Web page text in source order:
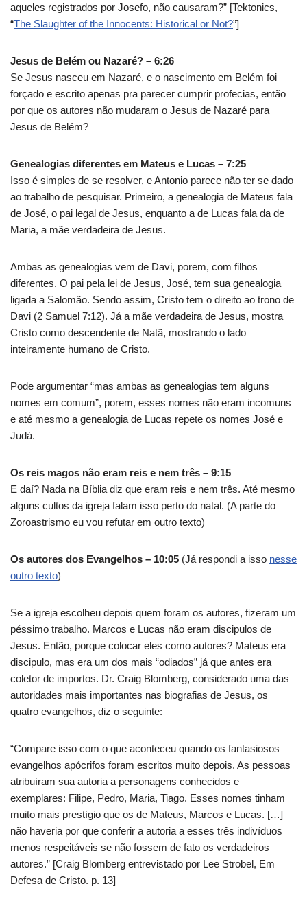
aqueles registrados por Josefo, não causaram?” [Tektonics,
“The Slaughter of the Innocents: Historical or Not?”]
Jesus de Belém ou Nazaré? – 6:26
Se Jesus nasceu em Nazaré, e o nascimento em Belém foi
forçado e escrito apenas pra parecer cumprir profecias, então
por que os autores não mudaram o Jesus de Nazaré para
Jesus de Belém?
Genealogias diferentes em Mateus e Lucas – 7:25
Isso é simples de se resolver, e Antonio parece não ter se dado
ao trabalho de pesquisar. Primeiro, a genealogia de Mateus fala
de José, o pai legal de Jesus, enquanto a de Lucas fala da de
Maria, a mãe verdadeira de Jesus.
Ambas as genealogias vem de Davi, porem, com filhos
diferentes. O pai pela lei de Jesus, José, tem sua genealogia
ligada a Salomão. Sendo assim, Cristo tem o direito ao trono de
Davi (2 Samuel 7:12). Já a mãe verdadeira de Jesus, mostra
Cristo como descendente de Natã, mostrando o lado
inteiramente humano de Cristo.
Pode argumentar “mas ambas as genealogias tem alguns
nomes em comum”, porem, esses nomes não eram incomuns
e até mesmo a genealogia de Lucas repete os nomes José e
Judá.
Os reis magos não eram reis e nem três – 9:15
E daí? Nada na Bíblia diz que eram reis e nem três. Até mesmo
alguns cultos da igreja falam isso perto do natal. (A parte do
Zoroastrismo eu vou refutar em outro texto)
Os autores dos Evangelhos – 10:05 (Já respondi a isso nesse
outro texto)
Se a igreja escolheu depois quem foram os autores, fizeram um
péssimo trabalho. Marcos e Lucas não eram discipulos de
Jesus. Então, porque colocar eles como autores? Mateus era
discipulo, mas era um dos mais “odiados” já que antes era
coletor de importos. Dr. Craig Blomberg, considerado uma das
autoridades mais importantes nas biografias de Jesus, os
quatro evangelhos, diz o seguinte:
“Compare isso com o que aconteceu quando os fantasiosos
evangelhos apócrifos foram escritos muito depois. As pessoas
atribuíram sua autoria a personagens conhecidos e
exemplares: Filipe, Pedro, Maria, Tiago. Esses nomes tinham
muito mais prestígio que os de Mateus, Marcos e Lucas. […]
não haveria por que conferir a autoria a esses três indivíduos
menos respeitáveis se não fossem de fato os verdadeiros
autores.” [Craig Blomberg entrevistado por Lee Strobel, Em
Defesa de Cristo. p. 13]